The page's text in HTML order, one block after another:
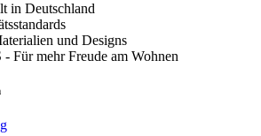
in Deutschland
und Designs
Für mehr Freude am Wohnen